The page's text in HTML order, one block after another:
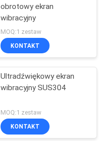
obrotowy ekran
wibracyjny
MOQ:1 zestaw
KONTAKT
Ultradźwiękowy ekran
wibracyjny SUS304
MOQ:1 zestaw
KONTAKT